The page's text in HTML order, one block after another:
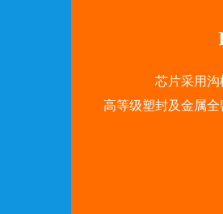
芯片采用
高等级塑封及金属